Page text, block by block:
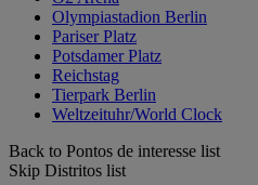
Olympiastadion Berlin
Pariser Platz
Potsdamer Platz
Reichstag
Tierpark Berlin
Weltzeituhr/World Clock
Back to Pontos de interesse list
Skip Distritos list